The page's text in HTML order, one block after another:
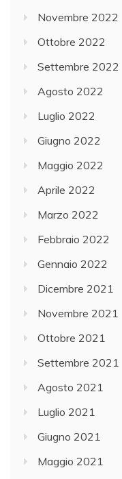
Novembre 2022
Ottobre 2022
Settembre 2022
Agosto 2022
Luglio 2022
Giugno 2022
Maggio 2022
Aprile 2022
Marzo 2022
Febbraio 2022
Gennaio 2022
Dicembre 2021
Novembre 2021
Ottobre 2021
Settembre 2021
Agosto 2021
Luglio 2021
Giugno 2021
Maggio 2021